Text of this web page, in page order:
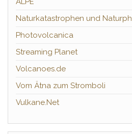
Naturkatastrophen und
Photovolcanica
Streaming Planet
Volcanoes.de
Vom Ätna zum Stromboli
Vulkane.Net